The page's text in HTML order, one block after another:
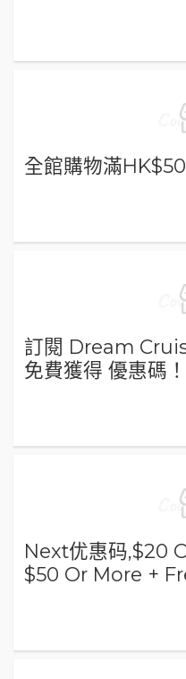
全館購物滿
訂閱 Dream
免費獲得 優惠碼！
Next优惠码,$20
$50 Or More +